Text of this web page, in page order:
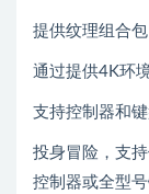
提供纹理组合包
通过提供4K环
支持控制器和
投身冒险，支
控制器或全型号